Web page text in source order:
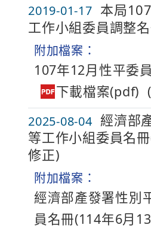
2019-01-17 本局
工作小組委員調整
附加檔案：
107年12月性平委
2025-08-04 經濟部
等工作小組委員名
修正)
附加檔案：
經濟部產發署性別
員名冊(114年6月